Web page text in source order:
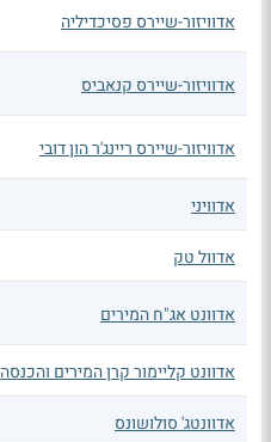
אדוויזור-שיירס פסיכדיליה
אדוויזור-שיירס קנאביס
אדוויזור-שיירס ריינג'ר הון דובי
אדוויני
אדוול טק
אדוונט אג"ח המירים
אדוונט קליימור קרן המירים והכנסה
אדוונטג' סולושונס